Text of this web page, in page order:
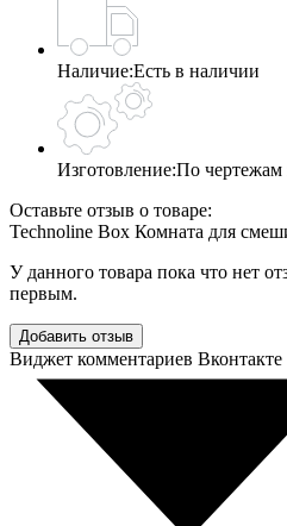
Наличие:Есть в наличии
Изготовление:По чертежам
Оставьте отзыв о товаре:
Technoline Box Комната для
У данного товара пока что нет
первым.
Добавить отзыв
Виджет комментариев Вконтакте